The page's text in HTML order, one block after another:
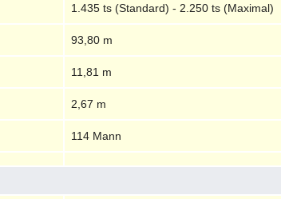
1.435 ts (Standard) - 2.250 ts (Maximal)
93,80 m
11,81 m
2,67 m
114 Mann